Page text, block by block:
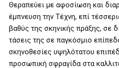
Θεραπεύει με αφοσίωση και
έμπνευση την Τέχνη, επί
βαθύς της σκηνικής πράξης, σε
τάσεις της σε παγκόσμιο
σκηνοθεσίες υψηλότατου
προσωπική σφραγίδα στα